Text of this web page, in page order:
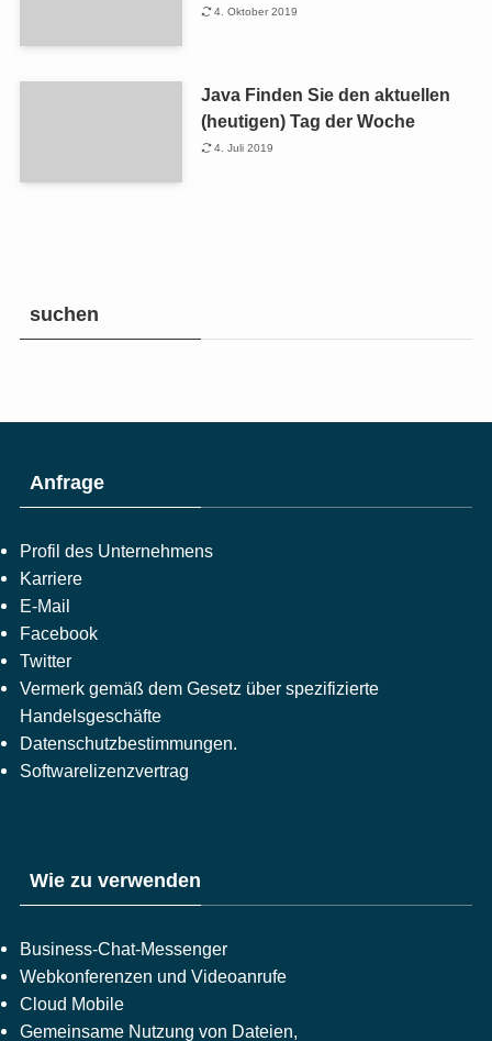
4. Oktober 2019
Java Finden Sie den aktuellen
(heutigen) Tag der Woche
4. Juli 2019
suchen
Anfrage
Profil des Unternehmens
Karriere
E-Mail
Facebook
Twitter
Vermerk gemäß dem Gesetz über spezifizierte
Handelsgeschäfte
Datenschutzbestimmungen.
Softwarelizenzvertrag
Wie zu verwenden
Business-Chat-Messenger
Webkonferenzen und Videoanrufe
Cloud Mobile
Gemeinsame Nutzung von Dateien,